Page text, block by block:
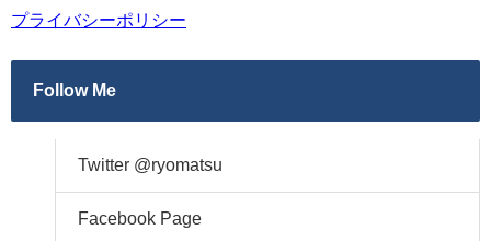
プライバシーポリシー
Follow Me
Twitter @ryomatsu
Facebook Page